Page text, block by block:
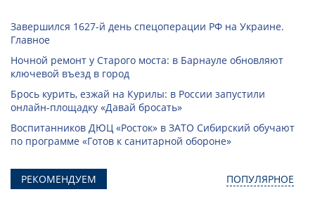
Завершился 1627-й день спецоперации РФ на Украине.
Главное
Ночной ремонт у Старого моста: в Барнауле обновляют
ключевой въезд в город
Брось курить, езжай на Курилы: в России запустили
онлайн-­площадку «Давай бросать»
Воспитанников ДЮЦ «Росток» в ЗАТО Сибирский обучают
по программе «Готов к санитарной обороне»
РЕКОМЕНДУЕМ ПОПУЛЯРНОЕ